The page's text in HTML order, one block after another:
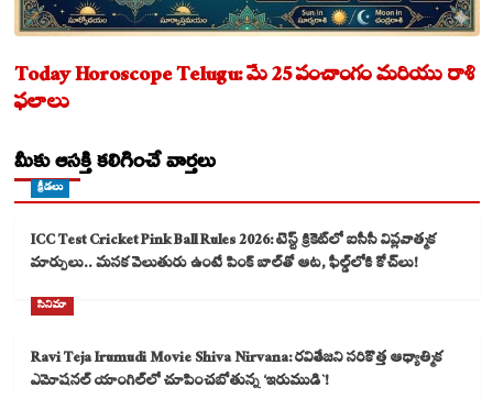
Today Horoscope Telugu: మే 25 పంచాంగం మరియు రాశి
ఫలాలు
మీకు ఆసక్తి కలిగించే వార్తలు
క్రీడలు
ICC Test Cricket Pink Ball Rules 2026: టెస్ట్ క్రికెట్‌లో ఐసీసీ విప్లవాత్మక
మార్పులు.. మసక వెలుతురు ఉంటే పింక్ బాల్‌తో ఆట, ఫీల్డ్‌లోకి కోచ్‌లు!
సినిమా
Ravi Teja Irumudi Movie Shiva Nirvana: రవితేజని సరికొత్త ఆధ్యాత్మిక
ఎమోషనల్ యాంగిల్‌లో చూపించబోతున్న ‘ఇరుముడి`!